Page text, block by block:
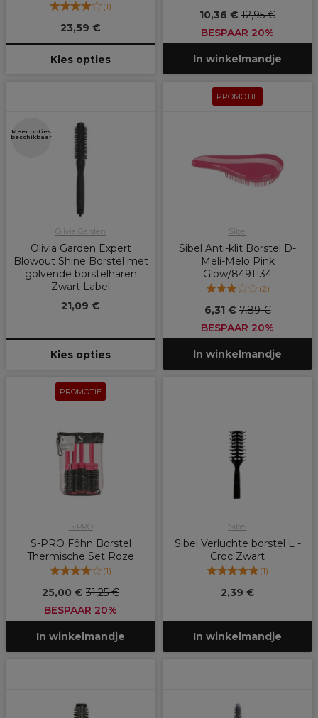
(1)
23,59 €
Kies opties
10,36 € 12,95 €
BESPAAR 20%
In winkelmandje
Meer opties
beschikbaar
Olivia Garden
Olivia Garden Expert
Blowout Shine Borstel met
golvende borstelharen
Zwart Label
21,09 €
Kies opties
PROMOTIE
Sibel
Sibel Anti-klit Borstel D-
Meli-Melo Pink
Glow/8491134
(2)
6,31 €7,89 €
BESPAAR 20%
In winkelmandje
PROMOTIE
S-PRO
S-PRO Föhn Borstel
Thermische Set Roze
(1)
25,00 € 31,25 €
BESPAAR 20%
In winkelmandje
Sibel
Sibel Verluchte borstel L -
Croc Zwart
(1)
2,39 €
In winkelmandje